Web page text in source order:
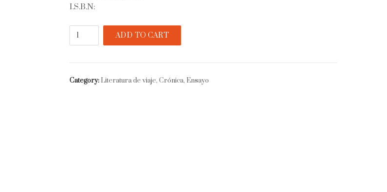
I.S.B.N:
Ciudades
desde
EEUU
quantity
ADD TO CART
Category:Literatura de viaje, Crónica, Ensayo